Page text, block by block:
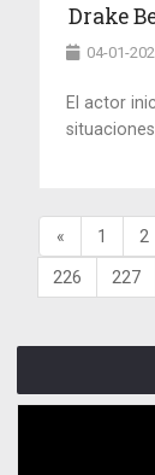
Drake
04-01-
El actor
« 1 2
226 227